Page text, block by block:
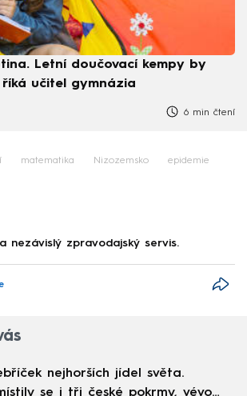
Letní doučovací kempy by
učitel gymnázia
6 min čtení
matematika Nizozemsko epidemie
nezávislý zpravodajský servis.
nejhorších jídel světa.
se i tři české pokrmy, vévodí